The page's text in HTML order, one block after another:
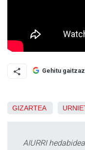
Gehitu
GIZARTEA
AIURRI